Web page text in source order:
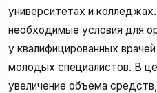
университетах и
необходимые условия для
у квалифицированных
молодых специалистов. В
увеличение объема